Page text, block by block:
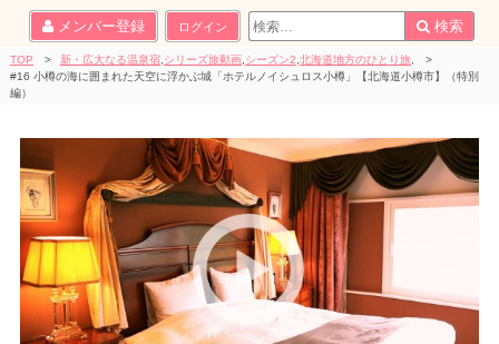
メンバー登録 ログイン
索
果:
検索
TOP 新・広大なる温泉宿, シリーズ旅動画, シーズン2 北海道地方のひとり旅
#16 小樽の海に囲まれた天空に浮かぶ城「ホテルノイシュロス小樽」【北海道小樽市】（特別
編）